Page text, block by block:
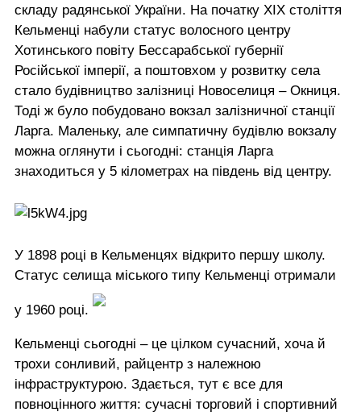
складу радянської України. На початку ХІХ століття
Кельменці набули статус волосного центру
Хотинського повіту Бессарабської губернії
Російської імперії, а поштовхом у розвитку села
стало будівництво залізниці Новоселиця – Окниця.
Тоді ж було побудовано вокзал залізничної станції
Ларга. Маленьку, але симпатичну будівлю вокзалу
можна оглянути і сьогодні: станція Ларга
знаходиться у 5 кілометрах на південь від центру.
У 1898 році в Кельменцях відкрито першу школу.
Статус селища міського типу Кельменці отримали
у 1960 році.
Кельменці сьогодні – це цілком сучасний, хоча й
трохи сонливий, райцентр з належною
інфраструктурою. Здається, тут є все для
повноцінного життя: сучасні торговий і спортивний